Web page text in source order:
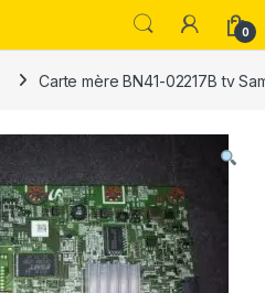
0
Carte mère BN41-02217B tv